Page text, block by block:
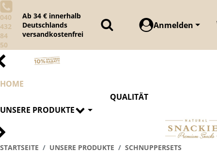
040
432
84
50
Ab 34 € innerhalb
Deutschlands
versandkostenfrei
Anmelden
HOME
UNSERE PRODUKTE
QUALITÄT
STARTSEITE UNSERE PRODUKTE
SCHNUPPERSETS